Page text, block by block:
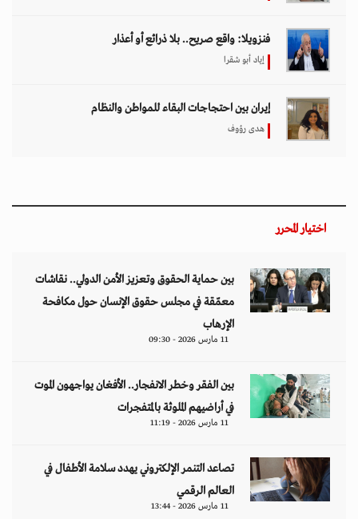
فنزويلا: واقع صريح.. بلا ذرائع أو أعذار
إياد أبو شقرا
إيران بين احتجاجات البقاء للمواطن والنظام
هدى رؤوف
اختيار المحرر
بين حماية الحقوق وتعزيز الأمن الدولي.. نقاشات
معمّقة في مجلس حقوق الإنسان حول مكافحة
الإرهاب
11 مارس 2026 - 09:30
بين الفقر وخطر الانفجار.. الأفغان يواجهون الموت
في أراضيهم الملوثة بالمتفجرات
11 مارس 2026 - 11:19
تصاعد التنمر الإلكتروني يهدد سلامة الأطفال في
العالم الرقمي
11 مارس 2026 - 13:44